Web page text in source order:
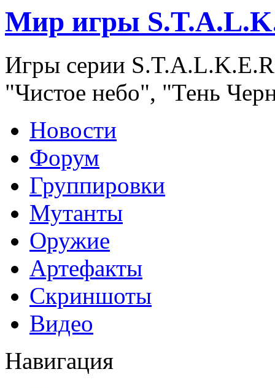
Мир игры
Игры серии
"Чистое небо", "Тень
Новости
Форум
Группировки
Мутанты
Оружие
Артефакты
Скриншоты
Видео
Навигация